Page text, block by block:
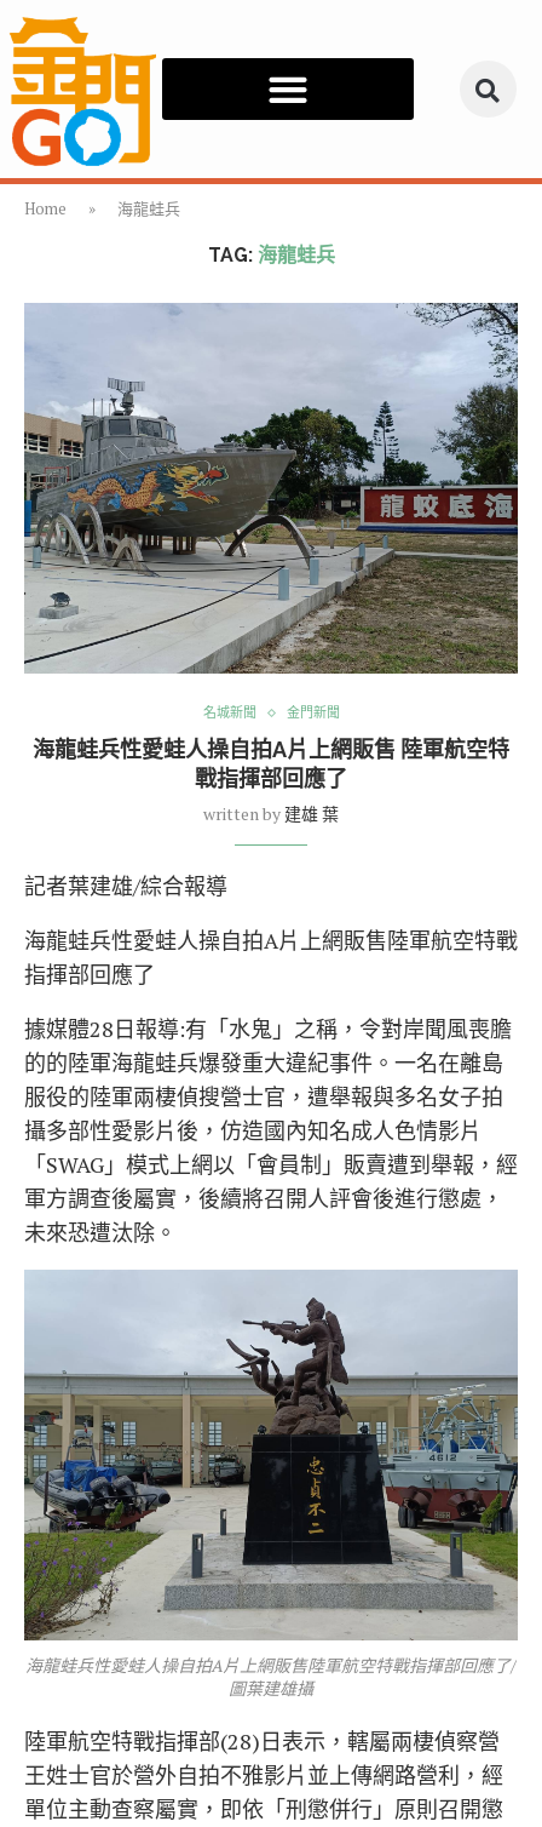
Home » 海龍蛙兵
TAG: 海龍蛙兵
名城新聞 金門新聞
海龍蛙兵性愛蛙人操自拍A片上網販售 陸軍航空特
戰指揮部回應了
written by 建雄 葉
記者葉建雄/綜合報導
海龍蛙兵性愛蛙人操自拍A片上網販售陸軍航空特戰
指揮部回應了
據媒體28日報導:有「水鬼」之稱，令對岸聞風喪膽
的的陸軍海龍蛙兵爆發重大違紀事件。一名在離島
服役的陸軍兩棲偵搜營士官，遭舉報與多名女子拍
攝多部性愛影片後，仿造國內知名成人色情影片
「SWAG」模式上網以「會員制」販賣遭到舉報，經
軍方調查後屬實，後續將召開人評會後進行懲處，
未來恐遭汰除。
海龍蛙兵性愛蛙人操自拍A片上網販售陸軍航空特戰指揮部回應了/
圖葉建雄攝
陸軍航空特戰指揮部(28)日表示，轄屬兩棲偵察營
王姓士官於營外自拍不雅影片並上傳網路營利，經
單位主動查察屬實，即依「刑懲併行」原則召開懲